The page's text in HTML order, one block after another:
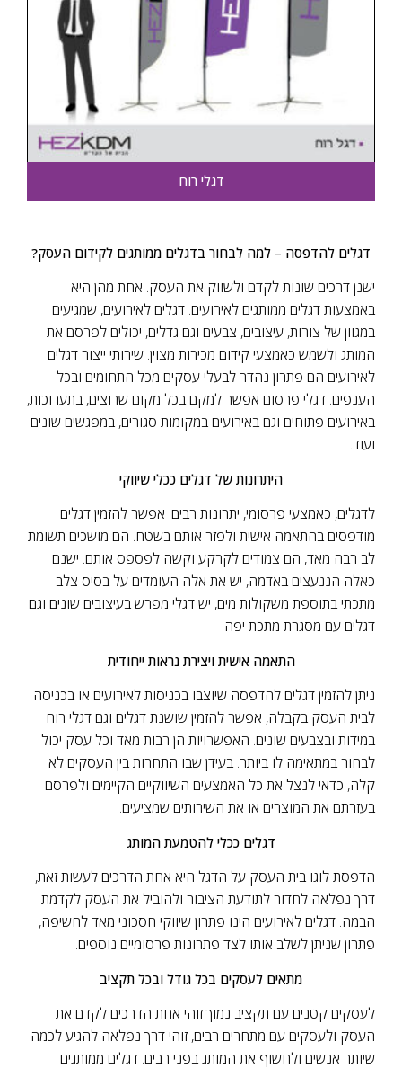
דגלי רוח
דגלים להדפסה – למה לבחור בדגלים ממותגים לקידום העסק?
ישנן דרכים שונות לקדם ולשווק את העסק. אחת מהן היא
באמצעות דגלים ממותגים לאירועים. דגלים לאירועים, שמגיעים
במגוון של צורות, עיצובים, צבעים וגם גדלים, יכולים לפרסם את
המותג ולשמש כאמצעי קידום מכירות מצוין. שירותי ייצור דגלים
לאירועים הם פתרון נהדר לבעלי עסקים מכל התחומים ובכל
הענפים. דגלי פרסום אפשר למקם בכל מקום שרוצים, בתערוכות,
באירועים פתוחים וגם באירועים במקומות סגורים, במפגשים שונים
ועוד.
היתרונות של דגלים ככלי שיווקי
לדגלים, כאמצעי פרסומי, יתרונות רבים. אפשר להזמין דגלים
מודפסים בהתאמה אישית ולפזר אותם בשטח. הם מושכים תשומת
לב רבה מאד, הם צמודים לקרקע וקשה לפספס אותם. ישנם
כאלה הננעצים באדמה, יש את אלה העומדים על בסיס צלב
מתכתי בתוספת משקולות מים, יש דגלי מפרש בעיצובים שונים וגם
דגלים עם מסגרת מתכת יפה.
התאמה אישית ויצירת נראות ייחודית
ניתן להזמין דגלים להדפסה שיוצבו בכניסות לאירועים או בכניסה
לבית העסק בקבלה, אפשר להזמין שושנת דגלים וגם דגלי רוח
במידות ובצבעים שונים. האפשרויות הן רבות מאד וכל עסק יכול
לבחור במתאימה לו ביותר. בעידן שבו התחרות בין העסקים לא
קלה, כדאי לנצל את כל האמצעים השיווקיים הקיימים ולפרסם
בעזרתם את המוצרים או את השירותים שמציעים.
דגלים ככלי להטמעת המותג
הדפסת לוגו בית העסק על הדגל היא אחת הדרכים לעשות זאת,
דרך נפלאה לחדור לתודעת הציבור ולהוביל את העסק לקדמת
הבמה. דגלים לאירועים הינו פתרון שיווקי חסכוני מאד לחשיפה,
פתרון שניתן לשלב אותו לצד פתרונות פרסומיים נוספים.
מתאים לעסקים בכל גודל ובכל תקציב
לעסקים קטנים עם תקציב נמוך זוהי אחת הדרכים לקדם את
העסק ולעסקים עם מתחרים רבים, זוהי דרך נפלאה להגיע לכמה
שיותר אנשים ולחשוף את המותג בפני רבים. דגלים ממותגים